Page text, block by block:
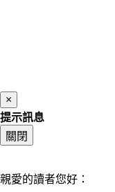
×
提示訊息
關閉
親愛的讀者您好：